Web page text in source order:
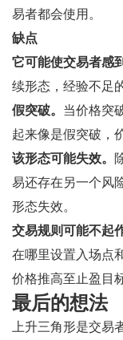
易者都会使用。
缺点
它可能使交易者感
续形态，经验不足
假突破。 当价格突
起来像是假突破，
该形态可能失效。
易还存在另一个风
形态失效。
交易规则可能不起
在哪里设置入场点
价格推高至止盈目
最后的想法
上升三角形是交易